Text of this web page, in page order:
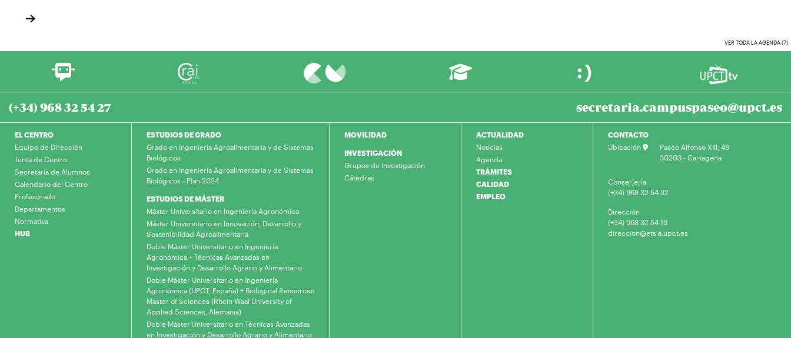
VER TODA LA AGENDA (7)
(+34) 968 32 54 27 secretaria.campuspaseo@upct.es
EL CENTRO
Equipo de Dirección
Junta de Centro
Secretaría de Alumnos
Calendario del Centro
Profesorado
Departamentos
Normativa
HUB
ESTUDIOS DE GRADO
Grado en Ingeniería Agroalimentaria y de Sistemas
Biológicos
Grado en Ingeniería Agroalimentaria y de Sistemas
Biológicos - Plan 2024
ESTUDIOS DE MÁSTER
Máster Universitario en Ingeniería Agronómica
Máster Universitario en Innovación, Desarrollo y
Sostenibilidad Agroalimentaria
Doble Máster Universitario en Ingeniería
Agronómica + Técnicas Avanzadas en
Investigación y Desarrollo Agrario y Alimentario
Doble Máster Universitario en Ingeniería
Agronómica (UPCT, España) + Biological Resources
Master of Sciences (Rhein-Waal University of
Applied Sciences, Alemania)
Doble Máster Universitario en Técnicas Avanzadas
en Investigación y Desarrollo Agrario y Alimentario
MOVILIDAD
INVESTIGACIÓN
Grupos de Investigación
Cátedras
ACTUALIDAD
Noticias
Agenda
TRÁMITES
CALIDAD
EMPLEO
CONTACTO
Ubicación
Paseo Alfonso XIII, 48
30203 - Cartagena
Conserjería
(+34) 968 32 54 32
Dirección
(+34) 968 32 54 19
direccion@etsia.upct.es